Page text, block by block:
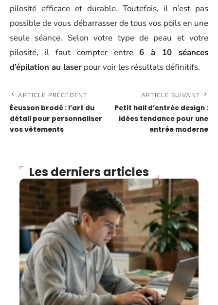
pilosité efficace et durable. Toutefois, il n’est pas
possible de vous débarrasser de tous vos poils en une
seule séance. Selon votre type de peau et votre
pilosité, il faut compter entre 6 à 10 séances
d’épilation au laser pour voir les résultats définitifs.
ARTICLE PRÉCÉDENT
Écusson brodé : l’art du
détail pour personnaliser
vos vêtements
ARTICLE SUIVANT
Petit hall d’entrée design :
idées tendance pour une
entrée moderne
Les derniers articles